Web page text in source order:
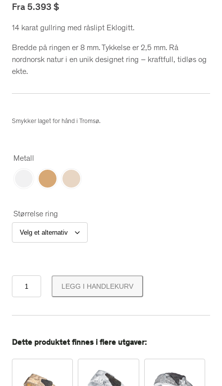
Fra5.393 $
14 karat gullring med råslipt Eklogitt.
Bredde på ringen er 8 mm. Tykkelse er 2,5 mm. Rå
nordnorsk natur i en unik designet ring – kraftfull, tidløs og
ekte.
Smykker laget for hånd i Tromsø.
Metall
Størrelse ring
p
u
LEGG I HANDLEKURV
Dette produktet finnes i flere utgaver: